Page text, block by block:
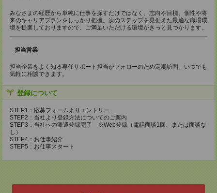
みなさまの経歴から単純に仕事を探すだけではなく、志向や目標、個性や将
来のキャリアプランをしっかり把握。次のステップを見据えた最適な職場環
境を提案しておりますので、ご満足いただける環境がきっと見つかります。
担当営業
担当企業をよく知る専任サポート担当がフォローのため定期訪問。いつでも
気軽に相談できます。
登録について
STEP1：応募フォームよりエントリー
STEP2：当社より登録方法についてのご案内
STEP3：当社への派遣登録完了 ※Web登録（電話面談1回、または面談な
し）
STEP4：お仕事紹介
STEP5：お仕事スタート